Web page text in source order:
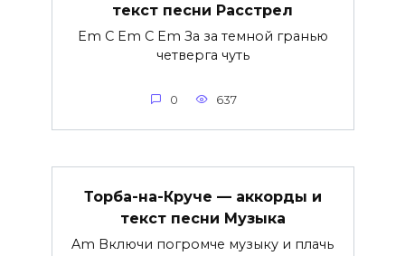
текст песни Расстрел
Em C Em C Em За за темной гранью
четверга чуть
0 637
Торба-на-Круче — аккорды и
текст песни Музыка
Am Включи погромче музыку и плачь